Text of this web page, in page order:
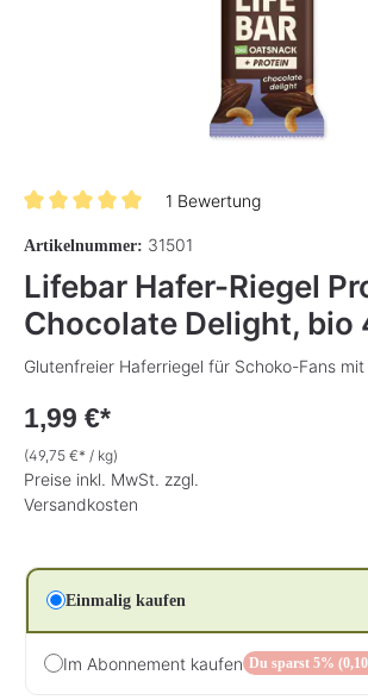
1 Bewertung
Artikelnummer: 31501
Lifebar Hafer-Riegel
Chocolate Delight, bio
Glutenfreier Haferriegel für Schoko-Fans mit
1,99 €*
(49,75 €* / kg)
Preise inkl. MwSt. zzgl.
Versandkosten
Einmalig kaufen
Im Abonnement kaufen Du sparst 5%